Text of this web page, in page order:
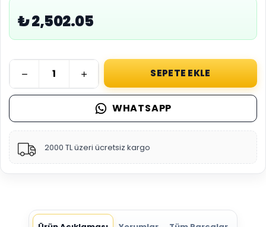
₺ 2,502.05
SEPETE EKLE
WHATSAPP
2000 TL üzeri ücretsiz kargo